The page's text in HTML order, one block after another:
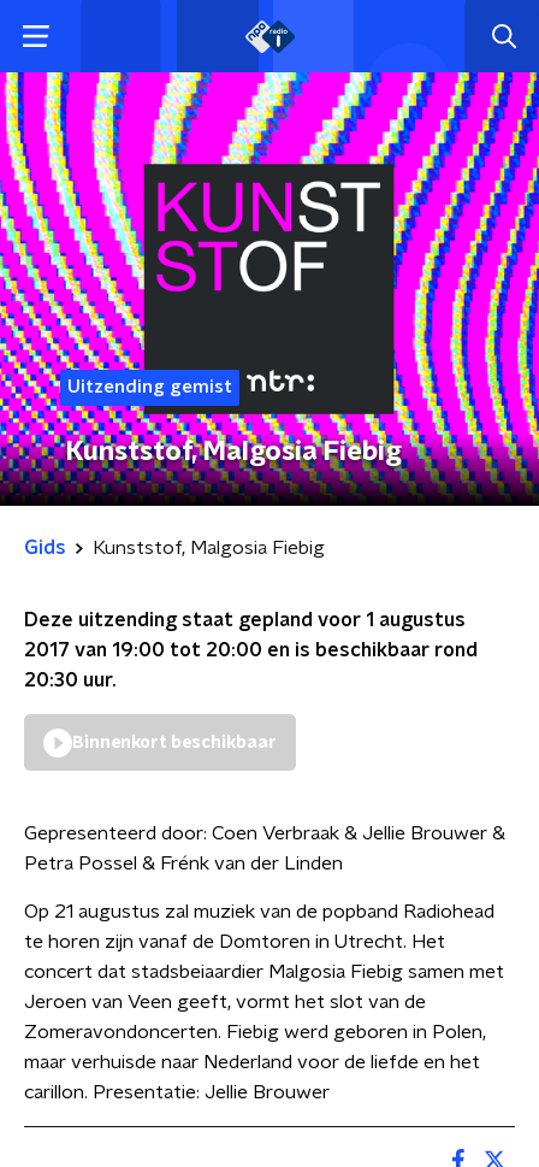
Uitzending gemist
Kunststof, Malgosia Fiebig
Gids Kunststof, Malgosia Fiebig
Deze uitzending staat gepland voor 1 augustus
2017 van 19:00 tot 20:00 en is beschikbaar rond
20:30 uur.
Binnenkort beschikbaar
Gepresenteerd door: Coen Verbraak & Jellie Brouwer &
Petra Possel & Frénk van der Linden
Op 21 augustus zal muziek van de popband Radiohead
te horen zijn vanaf de Domtoren in Utrecht. Het
concert dat stadsbeiaardier Malgosia Fiebig samen met
Jeroen van Veen geeft, vormt het slot van de
Zomeravondoncerten. Fiebig werd geboren in Polen,
maar verhuisde naar Nederland voor de liefde en het
carillon. Presentatie: Jellie Brouwer